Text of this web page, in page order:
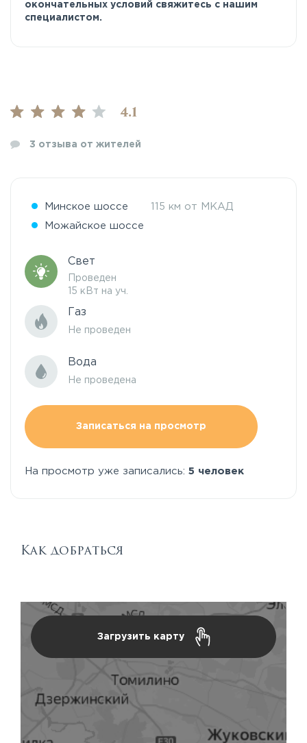
4.1
3 отзыва от жителей
окончательных условий свяжитесь с нашим
специалистом.
Минское шоссе 115 км от МКАД
Можайское шоссе
Свет
Проведен
15 кВт на уч.
Газ
Не проведен
Вода
Не проведена
Записаться на просмотр
На просмотр уже записались: 5 человек
Как добраться
Загрузить карту